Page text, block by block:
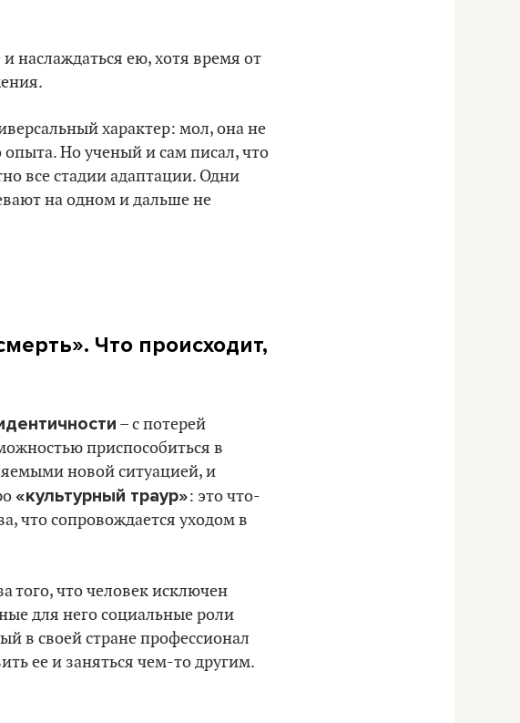
наслаждаться ею, хотя время от
характер: мол, она не
опыта. Но ученый и сам писал, что
все стадии адаптации. Одни
на одном и дальше не
Что происходит,
– с потерей
приспособиться в
новой ситуацией, и
«культурный траур»: это что-
что сопровождается уходом в
того, что человек исключен
для него социальные роли
в своей стране профессионал
ее и заняться чем-то другим.